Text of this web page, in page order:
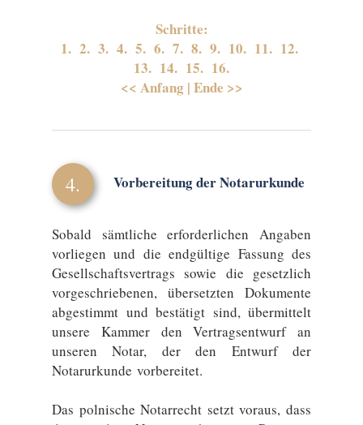
Schritte:
1. 2. 3. 4. 5. 6. 7. 8. 9. 10. 11. 12.
13. 14. 15. 16.
<< Anfang | Ende >>
4. Vorbereitung der Notarurkunde
Sobald sämtliche erforderlichen Angaben
vorliegen und die endgültige Fassung des
Gesellschaftsvertrags sowie die gesetzlich
vorgeschriebenen, übersetzten Dokumente
abgestimmt und bestätigt sind, übermittelt
unsere Kammer den Vertragsentwurf an
unseren Notar, der den Entwurf der
Notarurkunde vorbereitet.
Das polnische Notarrecht setzt voraus, dass